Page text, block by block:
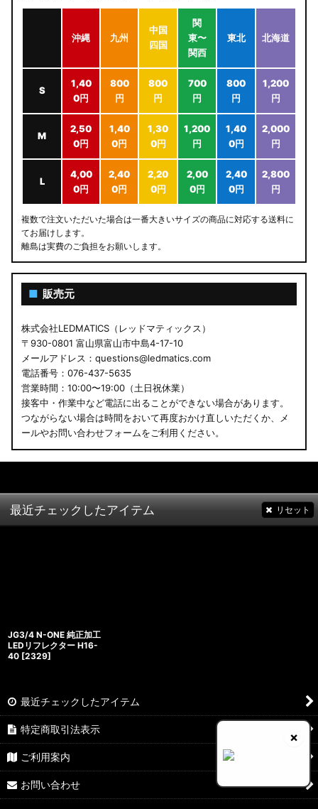
沖縄 九州
中国
四国
関
東〜
関西
東北 北海道
S
1,40
0円
800
円
800
円
700
円
800
円
1,200
円
M
2,50
0円
1,40
0円
1,30
0円
1,200
円
1,40
0円
2,000
円
L
4,00
0円
2,40
0円
2,20
0円
2,00
0円
2,40
0円
2,800
円
複数で注文いただいた場合は一番大きいサイズの商品に対応する送料に
てお届けします。
離島は実費のご負担をお願いします。
■ 販売元
株式会社LEDMATICS（レッドマティックス）
〒930-0801 富山県富山市中島4-17-10
メールアドレス：questions@ledmatics.com
電話番号：076-437-5635
営業時間：10:00〜19:00（土日祝休業）
接客中・作業中など電話に出ることができない場合があります。
つながらない場合は時間をおいて再度おかけ直しいただくか、メ
ールやお問い合わせフォームをご利用ください。
×
最近チェックしたアイテム リセット
JG3/4 N-ONE 純正加工
LEDリフレクター H16-
40 [2329]
最近チェックしたアイテム
特定商取引法表示
ご利用案内
お問い合わせ